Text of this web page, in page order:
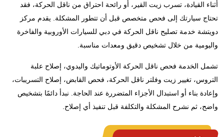
أثناء القيادة، تسرب زيت القير، أو رائحة احتراق من ناقل الحركة، فقد
تحتاج سيارتك إلى فحص متخصص قبل أن تتطور المشكلة. يقدم مركز
دويتشة خدمة تصليح ناقل الحركة في دبي للسيارات الأوروبية والفاخرة
واليومية من خلال تشخيص دقيق ومعدات مناسبة.
تشمل الخدمة فحص ناقل الحركة الأوتوماتيك واليدوي، إصلاح علبة
التروس، تغيير زيت وفلتر ناقل الحركة، فحص القابض، إصلاح التسريبات،
وإعادة بناء أو استبدال الأجزاء المتضررة عند الحاجة. نبدأ دائمًا بتشخيص
واضح، ثم نشرح المشكلة والتكلفة قبل تنفيذ أي إصلاح.